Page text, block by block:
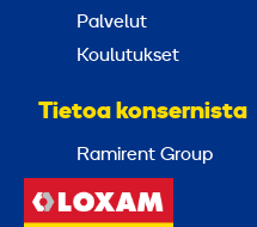
Palvelut
Koulutukset
Tietoa konsernista
Ramirent Group